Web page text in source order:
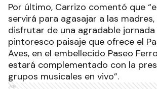
Por último, Carrizo comentó que
servirá para agasajar a las
disfrutar de una agradable
pintoresco paisaje que ofrece el
Aves, en el embellecido Paseo
estará complementado con la
grupos musicales en vivo”.
Ads